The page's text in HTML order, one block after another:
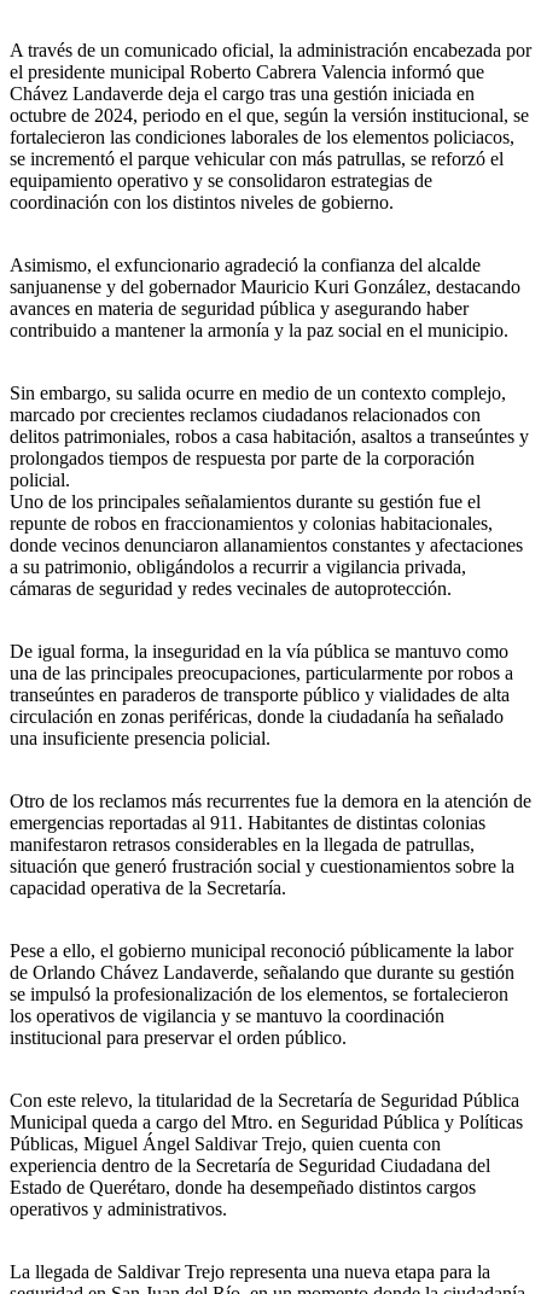
A través de un comunicado oficial, la administración encabezada por
el presidente municipal Roberto Cabrera Valencia informó que
Chávez Landaverde deja el cargo tras una gestión iniciada en
octubre de 2024, periodo en el que, según la versión institucional, se
fortalecieron las condiciones laborales de los elementos policiacos,
se incrementó el parque vehicular con más patrullas, se reforzó el
equipamiento operativo y se consolidaron estrategias de
coordinación con los distintos niveles de gobierno.
Asimismo, el exfuncionario agradeció la confianza del alcalde
sanjuanense y del gobernador Mauricio Kuri González, destacando
avances en materia de seguridad pública y asegurando haber
contribuido a mantener la armonía y la paz social en el municipio.
Sin embargo, su salida ocurre en medio de un contexto complejo,
marcado por crecientes reclamos ciudadanos relacionados con
delitos patrimoniales, robos a casa habitación, asaltos a transeúntes y
prolongados tiempos de respuesta por parte de la corporación
policial.
Uno de los principales señalamientos durante su gestión fue el
repunte de robos en fraccionamientos y colonias habitacionales,
donde vecinos denunciaron allanamientos constantes y afectaciones
a su patrimonio, obligándolos a recurrir a vigilancia privada,
cámaras de seguridad y redes vecinales de autoprotección.
De igual forma, la inseguridad en la vía pública se mantuvo como
una de las principales preocupaciones, particularmente por robos a
transeúntes en paraderos de transporte público y vialidades de alta
circulación en zonas periféricas, donde la ciudadanía ha señalado
una insuficiente presencia policial.
Otro de los reclamos más recurrentes fue la demora en la atención de
emergencias reportadas al 911. Habitantes de distintas colonias
manifestaron retrasos considerables en la llegada de patrullas,
situación que generó frustración social y cuestionamientos sobre la
capacidad operativa de la Secretaría.
Pese a ello, el gobierno municipal reconoció públicamente la labor
de Orlando Chávez Landaverde, señalando que durante su gestión
se impulsó la profesionalización de los elementos, se fortalecieron
los operativos de vigilancia y se mantuvo la coordinación
institucional para preservar el orden público.
Con este relevo, la titularidad de la Secretaría de Seguridad Pública
Municipal queda a cargo del Mtro. en Seguridad Pública y Políticas
Públicas, Miguel Ángel Saldivar Trejo, quien cuenta con
experiencia dentro de la Secretaría de Seguridad Ciudadana del
Estado de Querétaro, donde ha desempeñado distintos cargos
operativos y administrativos.
La llegada de Saldivar Trejo representa una nueva etapa para la